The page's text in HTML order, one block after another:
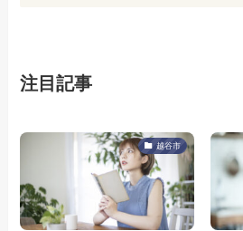
注目記事
越谷市